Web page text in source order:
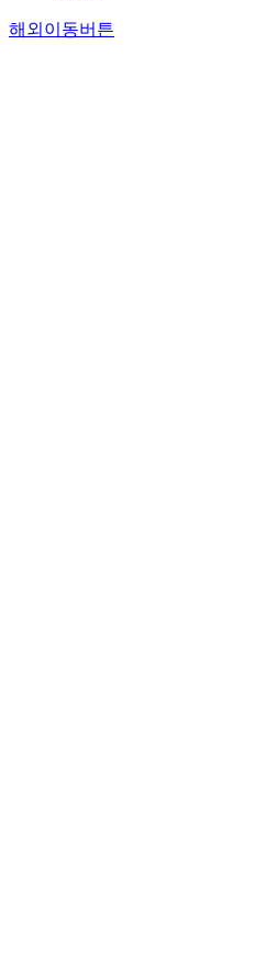
해외이동버튼